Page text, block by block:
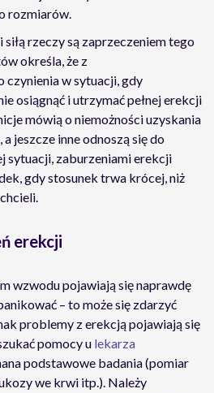
rozmiarów.
rzeczy są zaprzeczeniem tego
określa, że z
czynienia w sytuacji, gdy
osiągnąć i utrzymać pełnej erekcji
mówią o niemożności uzyskania
jeszcze inne odnoszą się do
sytuacji, zaburzeniami erekcji
gdy stosunek trwa krócej, niż
erekcji
wzwodu pojawiają się naprawdę
– to może się zdarzyć
problemy z erekcją pojawiają się
pomocy u lekarza
podstawowe badania (pomiar
we krwi itp.). Należy